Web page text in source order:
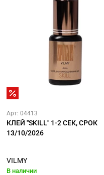
Арт: 04413
КЛЕЙ "SKILL" 1-2 СЕК, СРОК
13/10/2026
VILMY
В наличии